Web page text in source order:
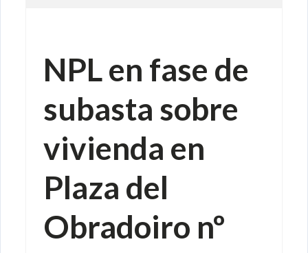
NPL en fase de
subasta sobre
vivienda en
Plaza del
Obradoiro nº